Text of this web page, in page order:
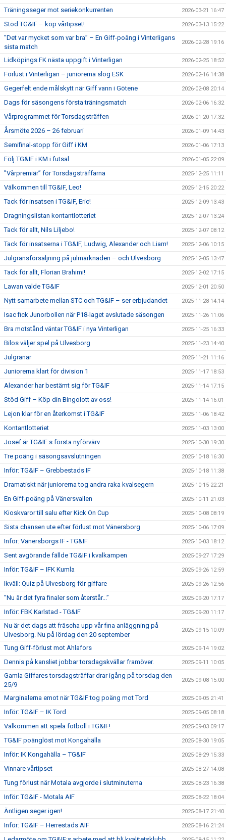
Träningsseger mot seriekonkurrenten 2026-03-21 16:47
Stöd TG&IF – köp vårtipset! 2026-03-13 15:22
”Det var mycket som var bra” – En Giff-poäng i Vinterligans
sista match
2026-02-28 19:16
Lidköpings FK nästa uppgift i Vinterligan 2026-02-25 18:52
Förlust i Vinterligan – juniorerna slog ESK 2026-02-16 14:38
Gegerfelt ende målskytt när Giff vann i Götene 2026-02-08 20:14
Dags för säsongens första träningsmatch 2026-02-06 16:32
Vårprogrammet för Torsdagsträffen 2026-01-20 17:32
Årsmöte 2026 – 26 februari 2026-01-09 14:43
Semifinal-stopp för Giff i KM 2026-01-06 17:13
Följ TG&IF i KM i futsal 2026-01-05 22:09
”Vårpremiär” för Torsdagsträffarna 2025-12-25 11:11
Välkommen till TG&IF, Leo! 2025-12-15 20:22
Tack för insatsen i TG&IF, Eric! 2025-12-09 13:43
Dragningslistan kontantlotteriet 2025-12-07 13:24
Tack för allt, Nils Liljebo! 2025-12-07 08:12
Tack för insatserna i TG&IF, Ludwig, Alexander och Liam! 2025-12-06 10:15
Julgransförsäljning på julmarknaden – och Ulvesborg 2025-12-05 13:47
Tack för allt, Florian Brahimi! 2025-12-02 17:15
Lawan valde TG&IF 2025-12-01 20:50
Nytt samarbete mellan STC och TG&IF – ser erbjudandet 2025-11-28 14:14
Isac fick Junorbollen när P18-laget avslutade säsongen 2025-11-26 11:06
Bra motstånd väntar TG&IF i nya Vinterligan 2025-11-25 16:33
Bilos väljer spel på Ulvesborg 2025-11-23 14:40
Julgranar 2025-11-21 11:16
Juniorerna klart för division 1 2025-11-17 18:53
Alexander har bestämt sig för TG&IF 2025-11-14 17:15
Stöd Giff – Köp din Bingolott av oss! 2025-11-14 16:01
Lejon klar för en återkomst i TG&IF 2025-11-06 18:42
Kontantlotteriet 2025-11-03 13:00
Josef är TG&IF:s första nyförvärv 2025-10-30 19:30
Tre poäng i säsongsavslutningen 2025-10-18 16:30
Inför: TG&IF – Grebbestads IF 2025-10-18 11:38
Dramatiskt när juniorerna tog andra raka kvalsegern 2025-10-15 22:21
En Giff-poäng på Vänersvallen 2025-10-11 21:03
Kioskvaror till salu efter Kick On Cup 2025-10-08 08:19
Sista chansen ute efter förlust mot Vänersborg 2025-10-06 17:09
Inför: Vänersborgs IF - TG&IF 2025-10-03 18:12
Sent avgörande fällde TG&IF i kvalkampen 2025-09-27 17:29
Inför: TG&IF – IFK Kumla 2025-09-26 12:59
Ikväll: Quiz på Ulvesborg för giffare 2025-09-26 12:56
”Nu är det fyra finaler som återstår...” 2025-09-20 17:17
Inför: FBK Karlstad - TG&IF 2025-09-20 11:17
Nu är det dags att fräscha upp vår fina anläggning på
Ulvesborg. Nu på lördag den 20 september
2025-09-15 10:09
Tung Giff-förlust mot Ahlafors 2025-09-14 19:02
Dennis på kansliet jobbar torsdagskvällar framöver. 2025-09-11 10:05
Gamla Giffares torsdagsträffar drar igång på torsdag den
25/9
2025-09-08 15:00
Marginalerna emot när TG&IF tog poäng mot Tord 2025-09-05 21:41
Inför: TG&IF – IK Tord 2025-09-05 08:18
Välkommen att spela fotboll i TG&IF! 2025-09-03 09:17
TG&IF poänglöst mot Kongahälla 2025-08-30 19:05
Inför: IK Kongahälla – TG&IF 2025-08-29 15:33
Vinnare vårtipset 2025-08-27 14:08
Tung förlust när Motala avgjorde i slutminuterna 2025-08-23 16:38
Inför: TG&IF - Motala AIF 2025-08-22 18:04
Äntligen seger igen! 2025-08-17 21:40
Inför: TG&IF – Herrestads AIF 2025-08-16 21:24